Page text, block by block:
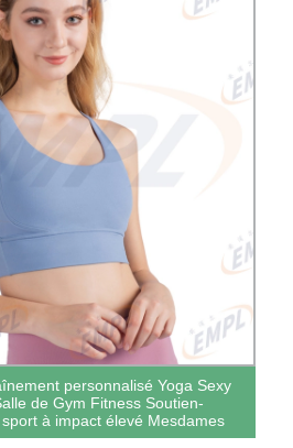
personnalisé Yoga Sexy
de Gym Fitness Soutien-
à impact élevé Mesdames